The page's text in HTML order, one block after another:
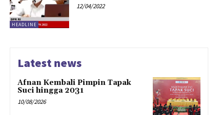
HEADLINE
12/04/2022
Latest news
Afnan Kembali Pimpin Tapak
Suci hingga 2031
10/08/2026